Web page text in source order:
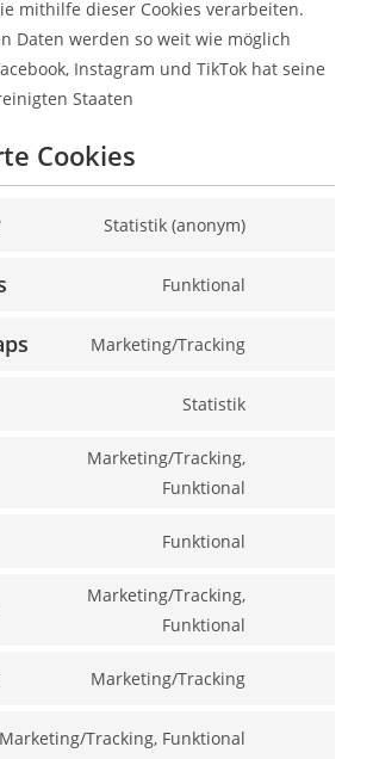
mithilfe dieser Cookies verarbeiten.
Daten werden so weit wie möglich
Instagram und TikTok hat seine
Staaten
Cookies
Statistik (anonym)
Funktional
Marketing/Tracking
Statistik
Marketing/Tracking,
Funktional
Funktional
Marketing/Tracking,
Funktional
Marketing/Tracking
Marketing/Tracking, Funktional